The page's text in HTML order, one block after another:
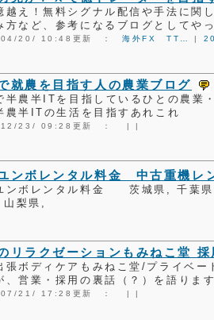
越え！無料シグナル配信や手法に関
方など、参考になるブログとしてや
04/20/ 10:48更新 ：海外FX TT… |
就農を目指す人の農業ブログ
半農半ITを目指しているひとの農業
農半ITの生活を目指すあれこれ
12/23/ 09:28更新 ： | |
ンボレンタル料金 中古重機レ
ンボレンタル料金 茨城県, 千葉
梨県,
リラクゼーションもみねこ堂
張ボディケアもみねこ堂/プライベー
、営業・採用の裏話（？）を語りま
07/21/ 17:28更新 ： | |